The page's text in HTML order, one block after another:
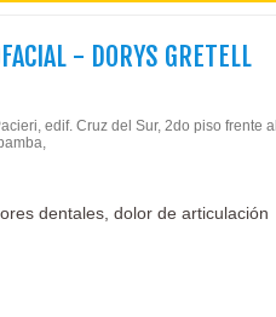
- DORYS GRETELL
edif. Cruz del Sur, 2do piso frente al
dentales, dolor de articulación